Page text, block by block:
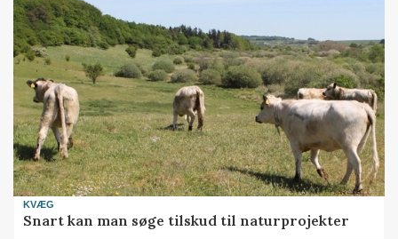
KVÆG
Snart kan man søge tilskud til naturprojekter